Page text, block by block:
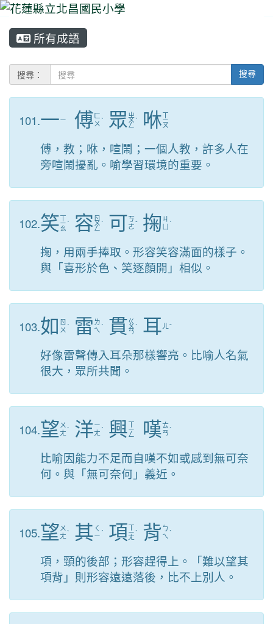
所有成語
搜尋： 搜尋
101.一ㄧ 傅 ㄈ
ㄨ ˋ 眾 ㄓ
ㄨ
ㄥ
ˋ 咻ㄒ
ㄧ
ㄡ
傅，教；咻，喧鬧；一個人教，許多人在
旁喧鬧擾亂。喻學習環境的重要。
102.笑ㄒ
ㄧ
ㄠ
ˋ 容 ㄖ
ㄨ
ㄥ
ˊ 可ㄎ
ㄜˇ 掬 ㄐ
ˊ
掬，用兩手捧取。形容笑容滿面的樣子。
與「喜形於色、笑逐顏開」相似。
103.如 ㄖ
ㄨ ˊ 雷 ㄌ
ㄟ ˊ 貫ㄍ
ㄨ
ㄢ
ˋ 耳 ㄦ ˇ
好像雷聲傳入耳朵那樣響亮。比喻人名氣
很大，眾所共聞。
104.望 ㄨ
ㄤˋ 洋ㄧ
ㄤ ˊ 興ㄒ
ㄧ
ㄥ 嘆ㄊ
ㄢˋ
比喻因能力不足而自嘆不如或感到無可奈
何。與「無可奈何」義近。
105.望 ㄨ
ㄤˋ 其 ㄑ
ㄧ ˊ 項 ㄒ
ㄧ
ㄤ
ˋ 背 ㄅ
ㄟ ˋ
項，頸的後部；形容趕得上。「難以望其
項背」則形容遠遠落後，比不上別人。